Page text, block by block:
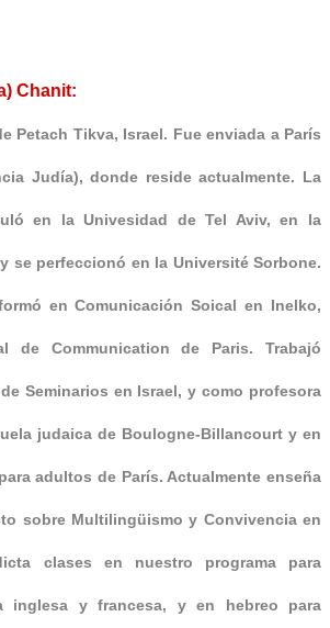
Chanit:
Petach Tikva, Israel. Fue enviada a París
Judía), donde reside actualmente. La
en la Univesidad de Tel Aviv, en la
se perfeccionó en la Université Sorbone.
en Comunicación Soical en Inelko,
de Communication de Paris. Trabajó
Seminarios en Israel, y como profesora
judaica de Boulogne-Billancourt y en
adultos de París. Actualmente enseña
sobre Multilingüismo y Convivencia en
clases en nuestro programa para
inglesa y francesa, y en hebreo para